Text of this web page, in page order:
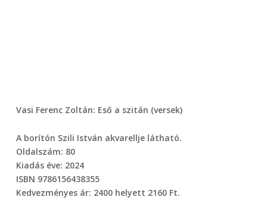
Vasi Ferenc Zoltán: Eső a szitán (versek)
A borítón Szili István akvarellje látható.
Oldalszám: 80
Kiadás éve: 2024
ISBN 9786156438355
Kedvezményes ár: 2400 helyett 2160 Ft.